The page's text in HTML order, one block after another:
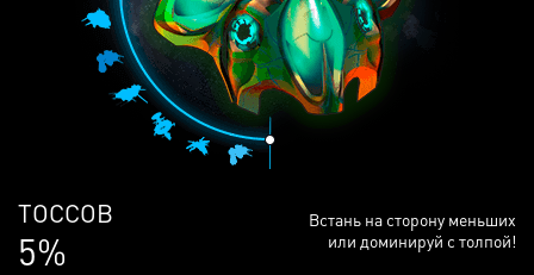
ЛЮДЕЙ
68%
Встань на сторону меньших
или доминируй с толпой!